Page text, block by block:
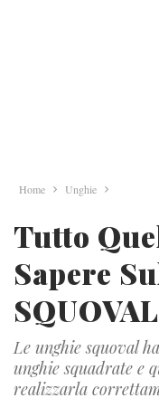
Home Unghie
Tutto
Sapere
SQUOVAL
Le unghie squoval
unghie squadrate e
realizzarla